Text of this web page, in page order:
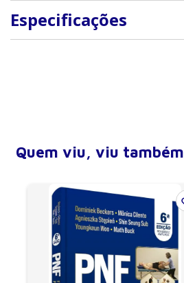
Especificações
Quem viu, viu também